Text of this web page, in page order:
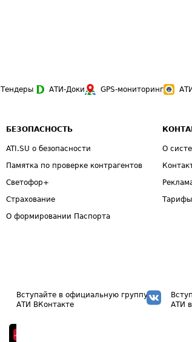
Тендеры АТИ-Доки GPS-мониторинг
БЕЗОПАСНОСТЬ
ATI.SU о безопасности
Памятка по проверке контрагентов
Светофор+
Страхование
О формировании Паспорта
О
Тарифы
Вступайте в официальную группу
АТИ ВКонтакте
АТИ